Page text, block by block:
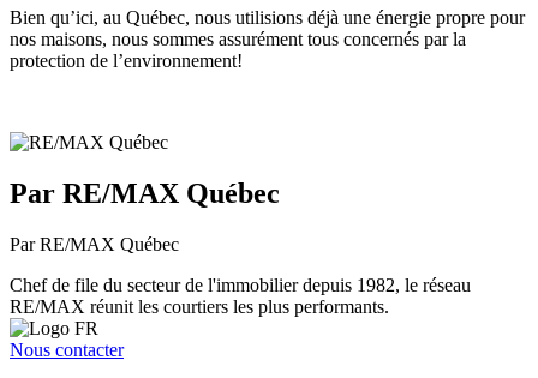
Bien qu’ici, au Québec, nous utilisions déjà une énergie propre pour
nos maisons, nous sommes assurément tous concernés par la
protection de l’environnement!
Par RE/MAX Québec
Par RE/MAX Québec
Chef de file du secteur de l'immobilier depuis 1982, le réseau
RE/MAX réunit les courtiers les plus performants.
Nous contacter